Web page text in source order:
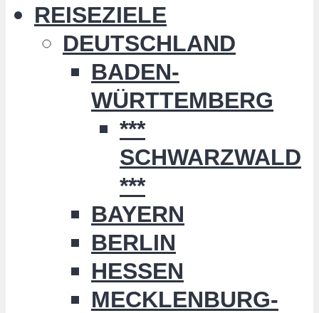
REISEZIELE
DEUTSCHLAND
BADEN-
WÜRTTEMBERG
***
SCHWARZWALD
***
BAYERN
BERLIN
HESSEN
MECKLENBURG-